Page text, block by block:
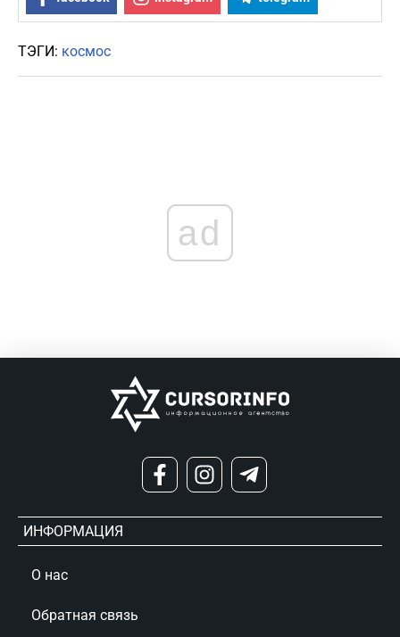
ТЭГИ: космос
ad
ИНФОРМАЦИЯ
О нас
Обратная связь